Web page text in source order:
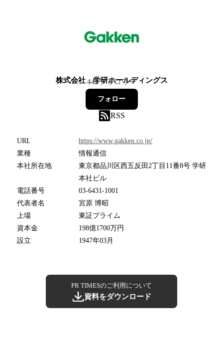
株式会社 学研ホールディングス
445フォロワー
フォロー
RSS
URL
https://www.gakken.co.jp/
業種
情報通信
本社所在地
東京都品川区西五反田2丁目11番8号 学研
本社ビル
電話番号
03-6431-1001
代表者名
宮原 博昭
上場
東証プライム
資本金
198億1700万円
設立
1947年03月
PR TIMESのご利用について
資料をダウンロード